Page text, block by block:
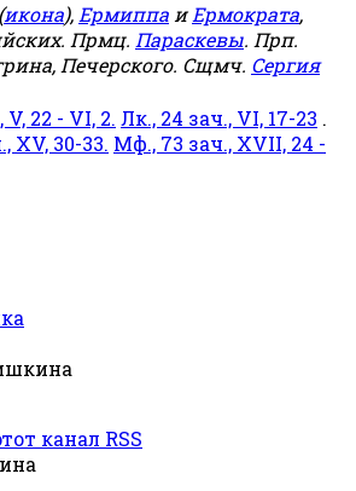
икона), Ермиппа иЕрмократа,
Прмц. Параскевы. Прп.
Печерского. Сщмч. Сергия
V, 22 - VI, 2. Лк., 24 зач., VI, 17-23 .
XV, 30-33. Мф., 73 зач., XVII, 24 -
канал RSS